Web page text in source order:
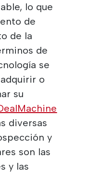
lo que
de
de la
de
se
o
su
diversas
y
son las
y las